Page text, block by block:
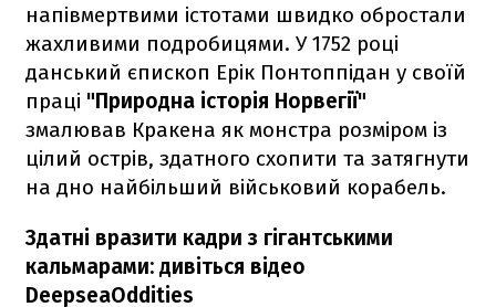
напівмертвими істотами швидко обростали
жахливими подробицями. У 1752 році
данський єпископ Ерік Понтоппідан у своїй
праці "Природна історія Норвегії"
змалював Кракена як монстра розміром із
цілий острів, здатного схопити та затягнути
на дно найбільший військовий корабель.
Здатні вразити кадри з гігантськими
кальмарами: дивіться відео
DeepseaOddities